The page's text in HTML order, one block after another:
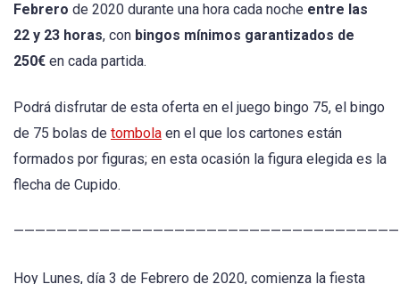
Febrero de 2020 durante una hora cada noche entre las
22 y 23 horas, con bingos mínimos garantizados de
250€ en cada partida.
Podrá disfrutar de esta oferta en el juego bingo 75, el bingo
de 75 bolas de tombola en el que los cartones están
formados por figuras; en esta ocasión la figura elegida es la
flecha de Cupido.
Hoy Lunes, día 3 de Febrero de 2020, comienza la fiesta